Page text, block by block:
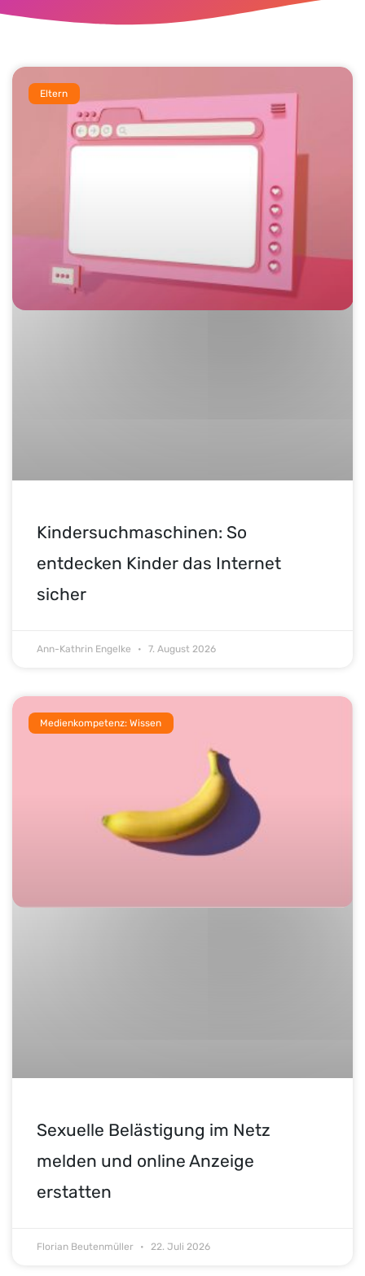
Eltern
Kindersuchmaschinen: So
entdecken Kinder das Internet
sicher
Ann-Kathrin Engelke 7. August 2026
Medienkompetenz: Wissen
Sexuelle Belästigung im Netz
melden und online Anzeige
erstatten
Florian Beutenmüller 22. Juli 2026